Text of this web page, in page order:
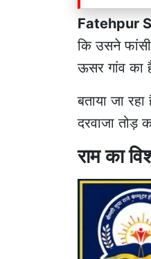
Fatehpur
कि उसने
ऊसर गांव का
बताया जा
दरवाजा तोड़
राम का